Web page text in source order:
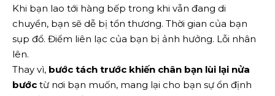
Khi bạn lao tới hàng bếp trong khi vẫn đang di
chuyển, bạn sẽ dễ bị tổn thương. Thời gian của bạn
sụp đổ. Điểm liên lạc của bạn bị ảnh hưởng. Lỗi nhân
lên.
Thay vì, bước tách trước khiến chân bạn lùi lại nửa
bước từ nơi bạn muốn, mang lại cho bạn sự ổn định